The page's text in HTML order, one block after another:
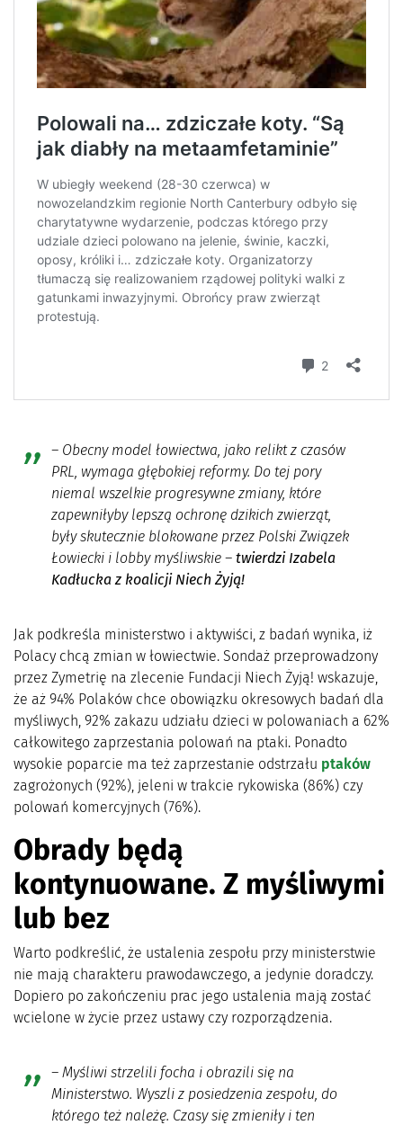
– Obecny model łowiectwa, jako relikt z czasów
PRL, wymaga głębokiej reformy. Do tej pory
niemal wszelkie progresywne zmiany, które
zapewniłyby lepszą ochronę dzikich zwierząt,
były skutecznie blokowane przez Polski Związek
Łowiecki i lobby myśliwskie – twierdzi Izabela
Kadłucka z koalicji Niech Żyją!
Jak podkreśla ministerstwo i aktywiści, z badań wynika, iż
Polacy chcą zmian w łowiectwie. Sondaż przeprowadzony
przez Zymetrię na zlecenie Fundacji Niech Żyją! wskazuje,
że aż 94% Polaków chce obowiązku okresowych badań dla
myśliwych, 92% zakazu udziału dzieci w polowaniach a 62%
całkowitego zaprzestania polowań na ptaki. Ponadto
wysokie poparcie ma też zaprzestanie odstrzału ptaków
zagrożonych (92%), jeleni w trakcie rykowiska (86%) czy
polowań komercyjnych (76%).
Obrady będą
kontynuowane. Z myśliwymi
lub bez
Warto podkreślić, że ustalenia zespołu przy ministerstwie
nie mają charakteru prawodawczego, a jedynie doradczy.
Dopiero po zakończeniu prac jego ustalenia mają zostać
wcielone w życie przez ustawy czy rozporządzenia.
– Myśliwi strzelili focha i obrazili się na
Ministerstwo. Wyszli z posiedzenia zespołu, do
którego też należę. Czasy się zmieniły i ten